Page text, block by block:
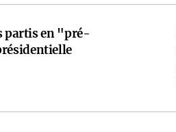
partis en "pré-